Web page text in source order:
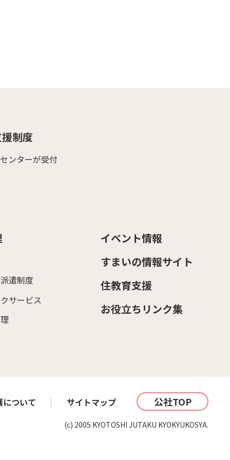
制度
ンターが受付
遣制度
サービス
イベント情報
すまいの情報サイト
住教育支援
お役立ちリンク集
について サイトマップ 公社TOP
(c) 2005 KYOTOSHI JUTAKU KYOKYUKOSYA.